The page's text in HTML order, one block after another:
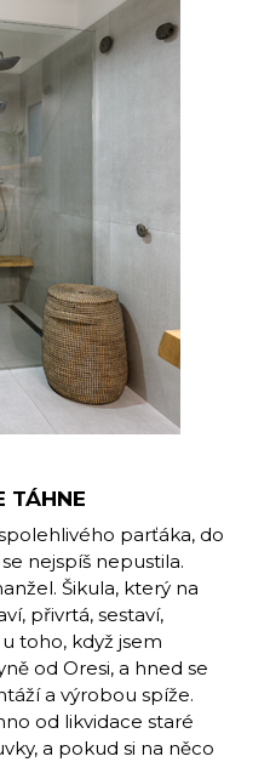
TÁHNE
parťáka, do
nejspíš nepustila.
Šikula, který na
přivrtá, sestaví,
toho, když jsem
od Oresi, a hned se
a výrobou spíže.
od likvidace staré
a pokud si na něco